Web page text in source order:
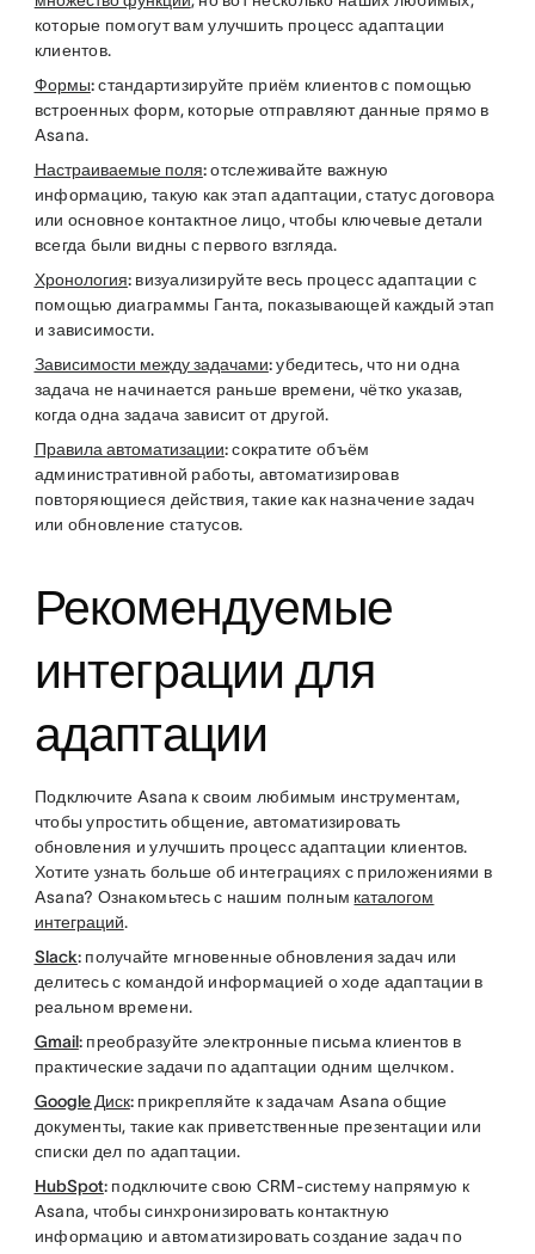
которые помогут вам улучшить процесс адаптации
клиентов.
Формы:стандартизируйте приём клиентов с помощью
встроенных форм, которые отправляют данные прямо в
Asana.
Настраиваемые поля:отслеживайте важную
информацию, такую как этап адаптации, статус договора
или основное контактное лицо, чтобы ключевые детали
всегда были видны с первого взгляда.
Хронология:визуализируйте весь процесс адаптации с
помощью диаграммы Ганта, показывающей каждый этап
и зависимости.
Зависимости между задачами:убедитесь, что ни одна
задача не начинается раньше времени, чётко указав,
когда одна задача зависит от другой.
Правила автоматизации:сократите объём
административной работы, автоматизировав
повторяющиеся действия, такие как назначение задач
или обновление статусов.
Рекомендуемые
интеграции для
адаптации
Подключите Asana к своим любимым инструментам,
чтобы упростить общение, автоматизировать
обновления и улучшить процесс адаптации клиентов.
Хотите узнать больше об интеграциях с приложениями в
Asana? Ознакомьтесь с нашим полным каталогом
интеграций.
Slack:получайте мгновенные обновления задач или
делитесь с командой информацией о ходе адаптации в
реальном времени.
Gmail:преобразуйте электронные письма клиентов в
практические задачи по адаптации одним щелчком.
Google Диск:прикрепляйте к задачам Asana общие
документы, такие как приветственные презентации или
списки дел по адаптации.
HubSpot:подключите свою CRM-систему напрямую к
Asana, чтобы синхронизировать контактную
информацию и автоматизировать создание задач по